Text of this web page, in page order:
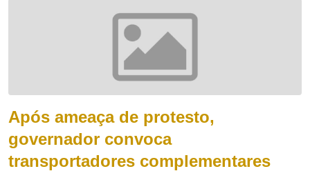
Após ameaça de protesto,
governador convoca
transportadores complementares